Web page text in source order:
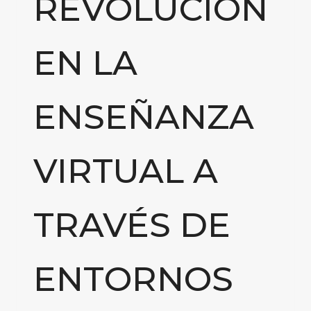
REVOLUCIÓN
EN LA
ENSEÑANZA
VIRTUAL A
TRAVÉS DE
ENTORNOS